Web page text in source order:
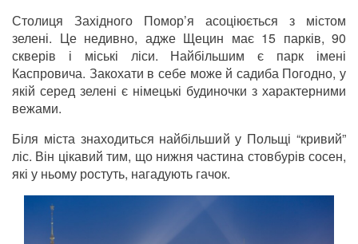
Столиця Західного Помор’я асоціюється з містом
зелені. Це недивно, адже Щецин має 15 парків, 90
скверів і міські ліси. Найбільшим є парк імені
Каспровича. Закохати в себе може й садиба Погодно, у
якій серед зелені є німецькі будиночки з характерними
вежами.
Біля міста знаходиться найбільший у Польщі “кривий”
ліс. Він цікавий тим, що нижня частина стовбурів сосен,
які у ньому ростуть, нагадують гачок.